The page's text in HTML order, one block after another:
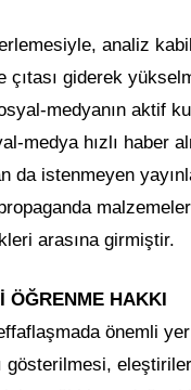
analiz
giderek
medyanın aktif
medya hızlı haber
da istenmeyen
arasına girmiştir.
ÖĞRENME HAKKI
önemli